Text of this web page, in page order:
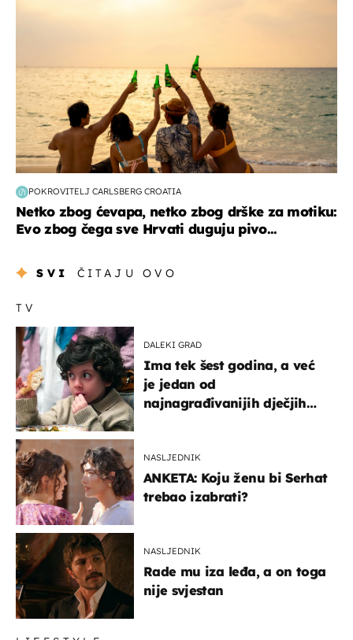
POKROVITELJ CARLSBERG CROATIA
Netko zbog ćevapa, netko zbog drške za motiku:
Evo zbog čega sve Hrvati duguju pivo...
SVI ČITAJU OVO
TV
DALEKI GRAD
Ima tek šest godina, a već
je jedan od
najnagrađivanijih dječjih
NASLJEDNIK
ANKETA: Koju ženu bi Serhat
trebao izabrati?
NASLJEDNIK
Rade mu iza leđa, a on toga
nije svjestan